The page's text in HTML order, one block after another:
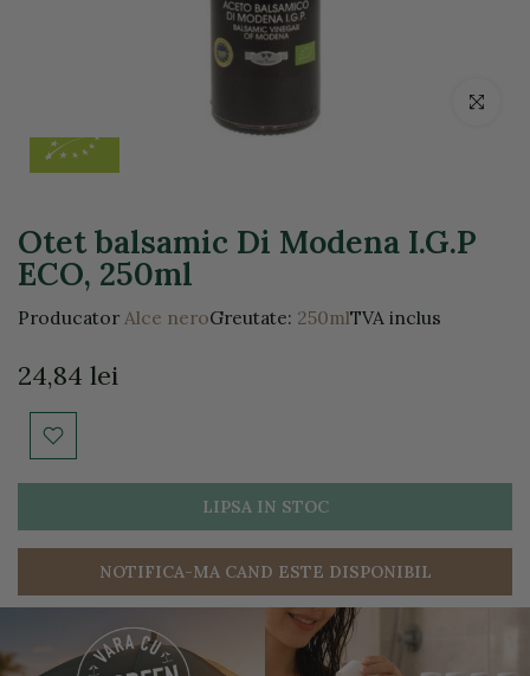
Click
Otet balsamic Di Modena I.G.P
ECO, 250ml
Producator Alce neroGreutate: 250mlTVA inclus
24,84 lei
LIPSA IN STOC
NOTIFICA-MA CAND ESTE DISPONIBIL